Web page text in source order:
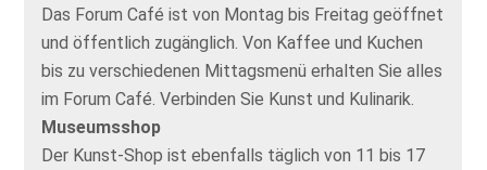
Das Forum Café ist von Montag bis Freitag geöffnet
und öffentlich zugänglich. Von Kaffee und Kuchen
bis zu verschiedenen Mittagsmenü erhalten Sie alles
im Forum Café. Verbinden Sie Kunst und Kulinarik.
Museumsshop
Der Kunst-Shop ist ebenfalls täglich von 11 bis 17